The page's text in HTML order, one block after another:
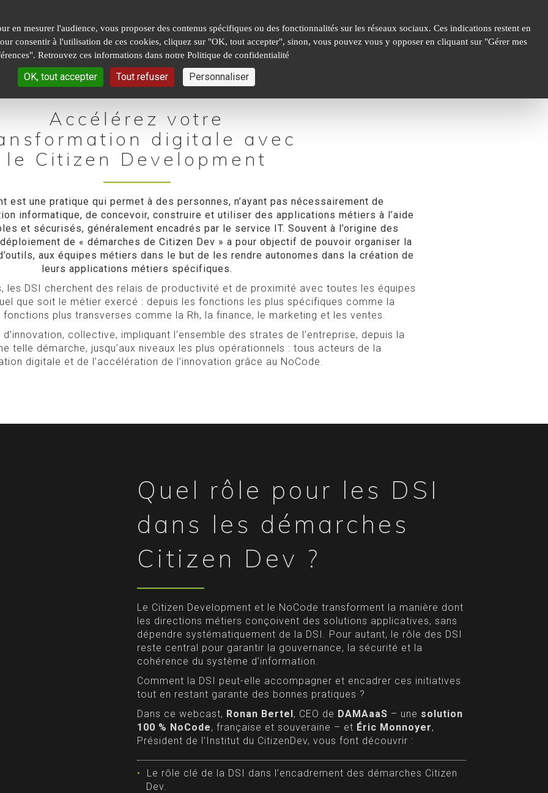
Accélérez votre
digitale avec
le Citizen Development
est une pratique qui permet à des personnes, n’ayant pas nécessairement de
informatique, de concevoir, construire et utiliser des applications métiers à l’aide
et sécurisés, généralement encadrés par le service IT. Souvent à l’origine des
de « démarches de Citizen Dev » a pour objectif de pouvoir organiser la
aux équipes métiers dans le but de les rendre autonomes dans la création de
leurs applications métiers spécifiques.
les DSI cherchent des relais de productivité et de proximité avec toutes les équipes
que soit le métier exercé : depuis les fonctions les plus spécifiques comme la
fonctions plus transverses comme la Rh, la finance, le marketing et les ventes.
collective, impliquant l’ensemble des strates de l’entreprise, depuis la
telle démarche, jusqu’aux niveaux les plus opérationnels : tous acteurs de la
digitale et de l’accélération de l’innovation grâce au NoCode.
Quel rôle pour les DSI
dans les démarches
Citizen Dev ?
Le Citizen Development et le NoCode transforment la manière dont
les directions métiers conçoivent des solutions applicatives, sans
dépendre systématiquement de la DSI. Pour autant, le rôle des DSI
reste central pour garantir la gouvernance, la sécurité et la
cohérence du système d’information.
Comment la DSI peut-elle accompagner et encadrer ces initiatives
tout en restant garante des bonnes pratiques ?
Dans ce webcast, Ronan Bertel, CEO de DAMAaaS – une solution
100 % NoCode, française et souveraine – et Éric Monnoyer,
Président de l’Institut du CitizenDev, vous font découvrir :
Le rôle clé de la DSI dans l’encadrement des démarches Citizen
Dev.
en mesurer l'audience, vous proposer des contenus spécifiques ou des fonctionnalités sur les réseaux sociaux. Ces indications restent en
consentir à l'utilisation de ces cookies, cliquez sur "OK, tout accepter", sinon, vous pouvez vous y opposer en cliquant sur "Gérer mes
Retrouvez ces informations dans notre Politique de confidentialité
OK, tout accepter Tout refuser Personnaliser